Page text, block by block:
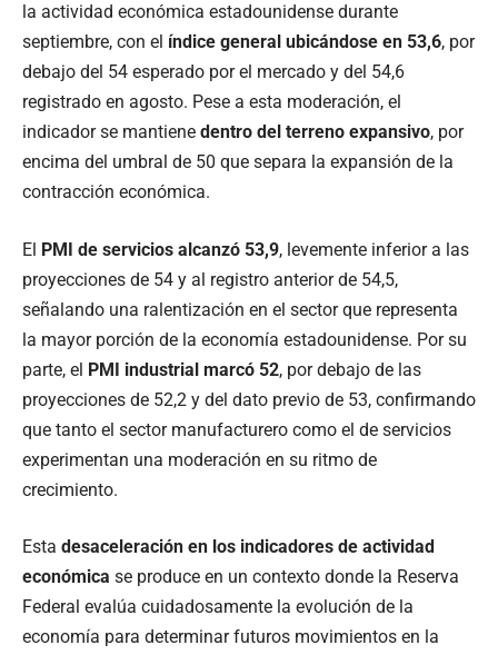
la actividad económica estadounidense durante
septiembre, con el índice general ubicándose en 53,6, por
debajo del 54 esperado por el mercado y del 54,6
registrado en agosto. Pese a esta moderación, el
indicador se mantiene dentro del terreno expansivo, por
encima del umbral de 50 que separa la expansión de la
contracción económica.
El PMI de servicios alcanzó 53,9, levemente inferior a las
proyecciones de 54 y al registro anterior de 54,5,
señalando una ralentización en el sector que representa
la mayor porción de la economía estadounidense. Por su
parte, el PMI industrial marcó 52, por debajo de las
proyecciones de 52,2 y del dato previo de 53, confirmando
que tanto el sector manufacturero como el de servicios
experimentan una moderación en su ritmo de
crecimiento.
Esta desaceleración en los indicadores de actividad
económica se produce en un contexto donde la Reserva
Federal evalúa cuidadosamente la evolución de la
economía para determinar futuros movimientos en la